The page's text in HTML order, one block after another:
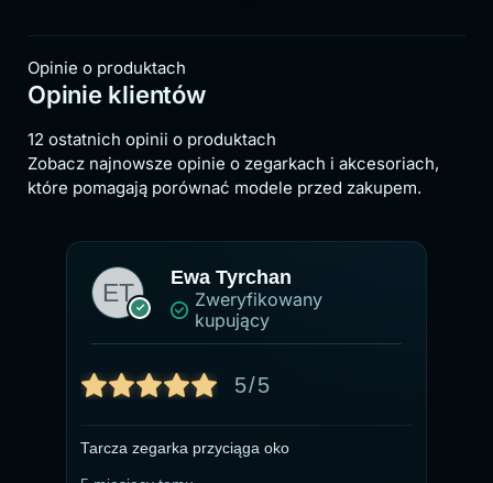
Opinie o produktach
Opinie klientów
12 ostatnich opinii o produktach
Zobacz najnowsze opinie o zegarkach i akcesoriach,
które pomagają porównać modele przed zakupem.
Ewa Tyrchan
Zweryfikowany
kupujący
5/5
Tarcza zegarka przyciąga oko